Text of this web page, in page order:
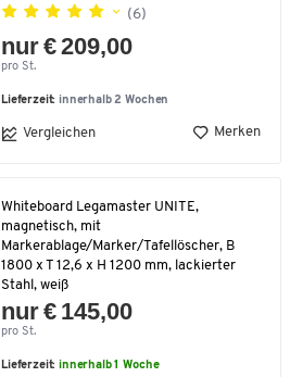
(6)
nur € 209,00
pro St.
Lieferzeit: innerhalb 2 Wochen
Vergleichen Merken
Whiteboard Legamaster UNITE,
magnetisch, mit
Markerablage/Marker/Tafellöscher, B
1800 x T 12,6 x H 1200 mm, lackierter
Stahl, weiß
nur € 145,00
pro St.
Lieferzeit:innerhalb 1 Woche